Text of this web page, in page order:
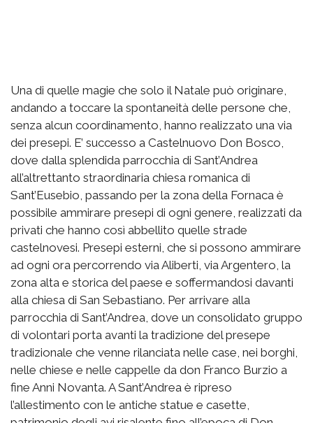
Una di quelle magie che solo il Natale può originare,
andando a toccare la spontaneità delle persone che,
senza alcun coordinamento, hanno realizzato una via
dei presepi. E’ successo a Castelnuovo Don Bosco,
dove dalla splendida parrocchia di Sant’Andrea
all’altrettanto straordinaria chiesa romanica di
Sant’Eusebio, passando per la zona della Fornaca è
possibile ammirare presepi di ogni genere, realizzati da
privati che hanno così abbellito quelle strade
castelnovesi. Presepi esterni, che si possono ammirare
ad ogni ora percorrendo via Aliberti, via Argentero, la
zona alta e storica del paese e soffermandosi davanti
alla chiesa di San Sebastiano. Per arrivare alla
parrocchia di Sant’Andrea, dove un consolidato gruppo
di volontari porta avanti la tradizione del presepe
tradizionale che venne rilanciata nelle case, nei borghi,
nelle chiese e nelle cappelle da don Franco Burzio a
fine Anni Novanta. A Sant’Andrea è ripreso
l’allestimento con le antiche statue e casette,